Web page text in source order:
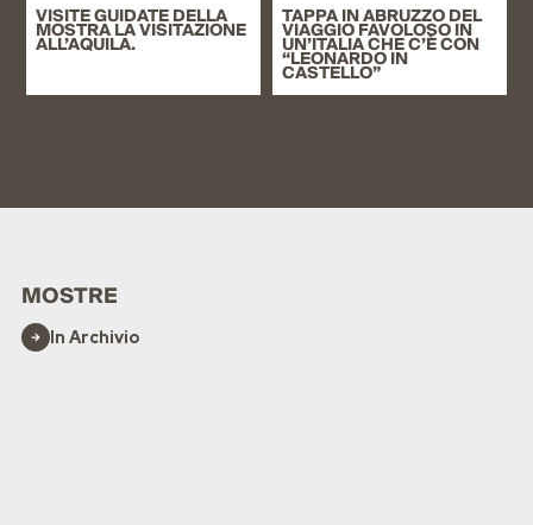
VISITE GUIDATE DELLA
MOSTRA LA VISITAZIONE
ALL’AQUILA.
TAPPA IN ABRUZZO DEL
VIAGGIO FAVOLOSO IN
UN’ITALIA CHE C’È CON
“LEONARDO IN
CASTELLO”
MOSTRE
In Archivio